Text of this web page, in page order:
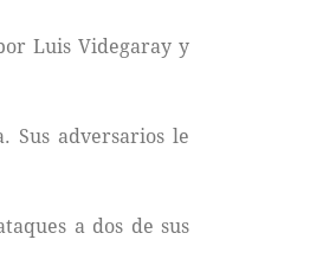
Luis Videgaray y
Sus adversarios le
a dos de sus